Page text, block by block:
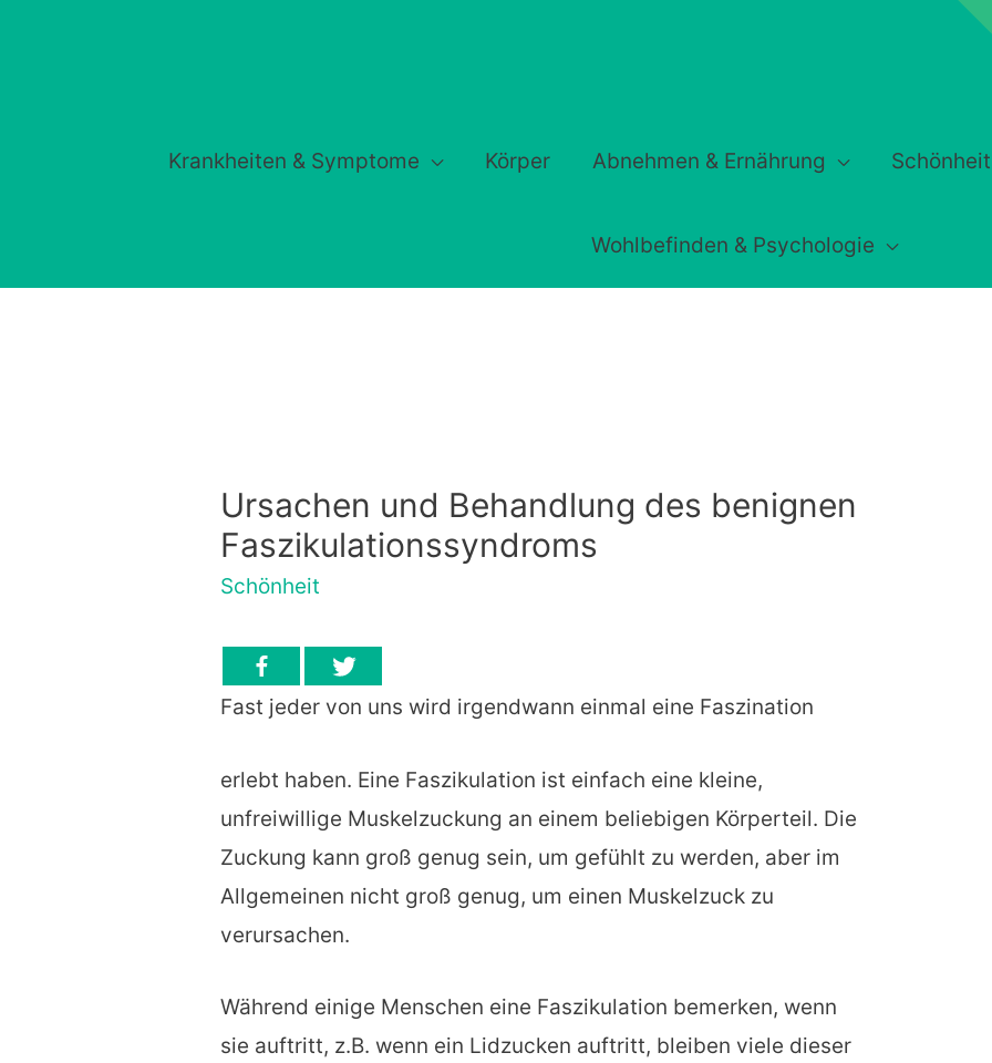
Krankheiten & Symptome Körper Abnehmen & Ernährung Schönheit
Wohlbefinden & Psychologie
Ursachen und Behandlung des benignen
Faszikulationssyndroms
Schönheit
Fast jeder von uns wird irgendwann einmal eine Faszination
erlebt haben. Eine Faszikulation ist einfach eine kleine,
unfreiwillige Muskelzuckung an einem beliebigen Körperteil. Die
Zuckung kann groß genug sein, um gefühlt zu werden, aber im
Allgemeinen nicht groß genug, um einen Muskelzuck zu
verursachen.
Während einige Menschen eine Faszikulation bemerken, wenn
sie auftritt, z.B. wenn ein Lidzucken auftritt, bleiben viele dieser